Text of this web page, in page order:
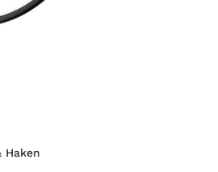
Haken